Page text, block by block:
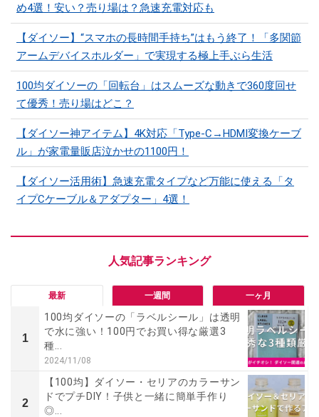
め4選！安い？売り場は？急速充電対応も
【ダイソー】“スマホの長時間手持ち”はもう終了！「多関節
アームデバイスホルダー」で実現する極上手ぶら生活
100均ダイソーの「回転台」はスムーズな動きで360度回せ
て優秀！売り場はどこ？
【ダイソー神アイテム】4K対応「Type-C→HDMI変換ケーブ
ル」が家電量販店泣かせの1100円！
【ダイソー活用術】急速充電タイプなど万能に使える「タ
イプCケーブル＆アダプター」4選！
最新 一週間 一ヶ月
1
100均ダイソーの「ラベルシール」は透明
で水に強い！100円でお買い得な厳選3
種...
2024/11/08
2
【100均】ダイソー・セリアのカラーサン
ドでプチDIY！子供と一緒に簡単手作り
◎...